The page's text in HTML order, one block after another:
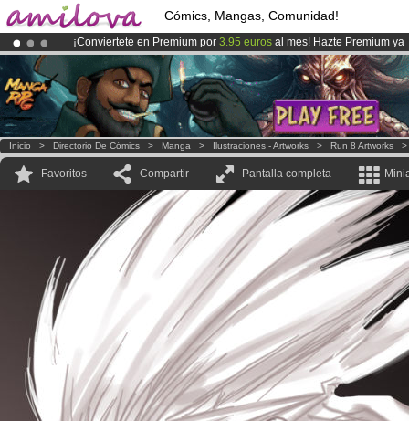
Cómics, Mangas, Comunidad!
¡Conviertete en Premium por 3.95 euros al mes! Hazte Premium ya
¡El Kickstarter Amilova está desormado lanzado!.
¡Ya tenemos 100000miembrosy 1000 Cómics y Mangas!.
Inicio > Directorio De Cómics > Manga > Ilustraciones - Artworks > Run 8 Artworks
Favoritos Compartir Pantalla completa